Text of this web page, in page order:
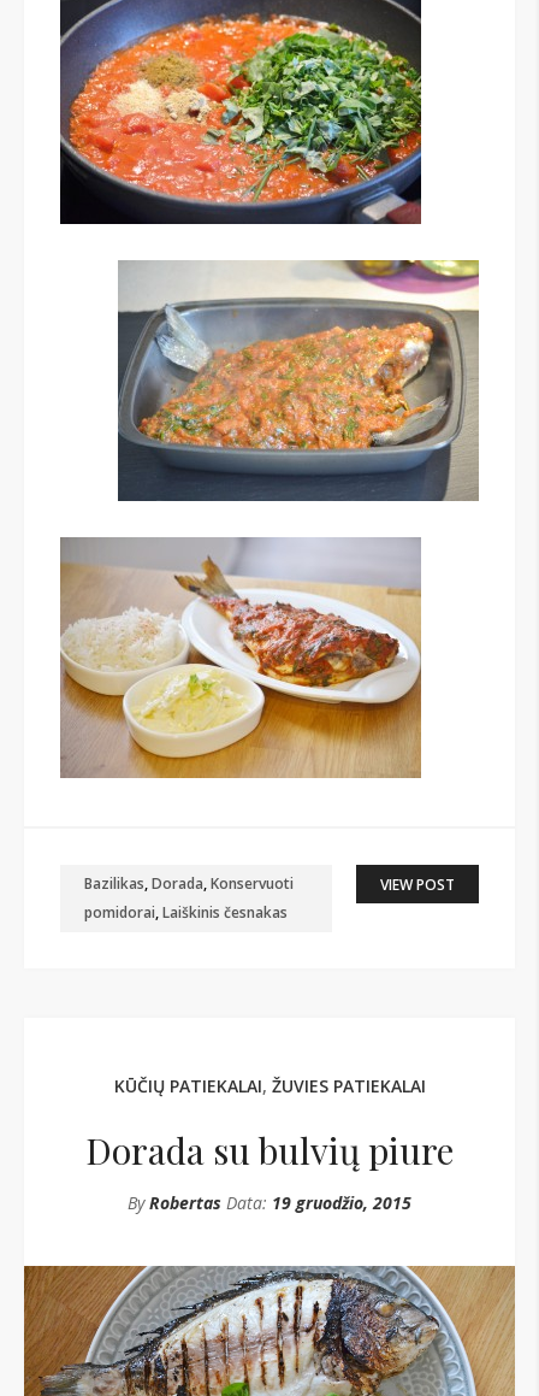
Bazilikas,Dorada,Konservuoti
pomidorai,Laiškinis česnakas
VIEW POST
KŪČIŲ PATIEKALAI, ŽUVIES PATIEKALAI
Dorada su bulvių piure
ByRobertas Data: 19 gruodžio, 2015